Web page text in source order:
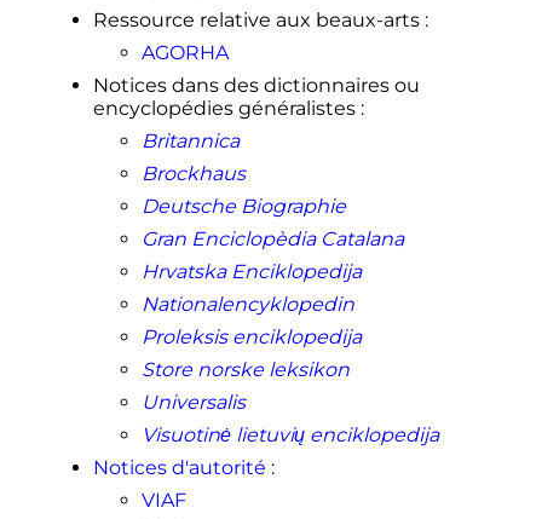
Ressource relative aux beaux-arts:
AGORHA
Notices dans des dictionnaires ou
encyclopédies généralistes:
Britannica
Brockhaus
Deutsche Biographie
Gran Enciclopèdia Catalana
Hrvatska Enciklopedija
Nationalencyklopedin
Proleksis enciklopedija
Store norske leksikon
Universalis
Visuotinė lietuvių enciklopedija
Notices d'autorité :
VIAF